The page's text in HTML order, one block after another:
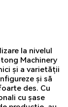
la nivelul
Machinery
și a varietății
și să
des. Cu
cu șase